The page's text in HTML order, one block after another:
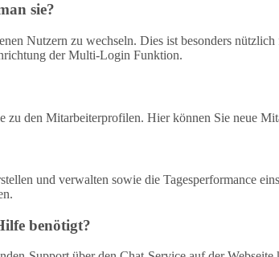
sie?
Nutzern zu wechseln. Dies ist besonders
der Multi-Login Funktion.
den Mitarbeiterprofilen. Hier können Sie neue
und verwalten sowie die Tagesperformance
benötigt?